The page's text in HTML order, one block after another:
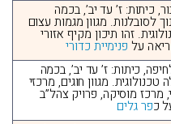
כיתות: ז’ עד יב’, בכמה
לסובלנות. מגוון מגמות עצום
זהו תיכון מקיף אזורי
על פנימיית כדורי
כיתות: ז’ עד יב’, בכמה
מגוון חוגים, מרכזי
מרכז מוסיקה, פרויק צהל”ב
כפר גלים